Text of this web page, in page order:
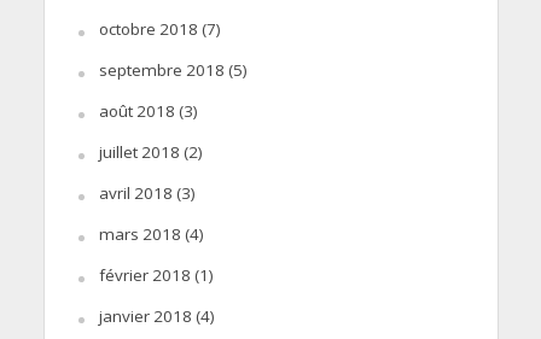
octobre 2018 (7)
septembre 2018 (5)
août 2018 (3)
juillet 2018 (2)
avril 2018 (3)
mars 2018 (4)
février 2018 (1)
janvier 2018 (4)